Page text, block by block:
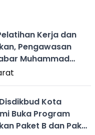
Kerja dan
Pengawasan
Muhammad
di Sindangpalay
Kota
Buka Program
Paket B dan Paket